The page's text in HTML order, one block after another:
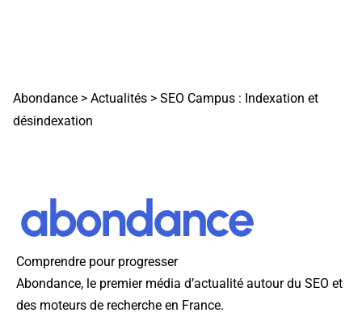
Abondance > Actualités > SEO Campus : Indexation et
désindexation
Comprendre pour progresser
Abondance, le premier média d’actualité autour du SEO et
des moteurs de recherche en France.